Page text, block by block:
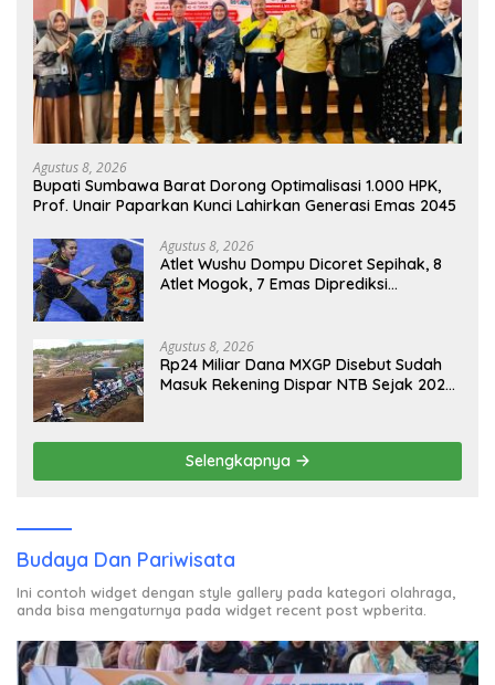
Agustus 8, 2026
Bupati Sumbawa Barat Dorong Optimalisasi 1.000 HPK,
Prof. Unair Paparkan Kunci Lahirkan Generasi Emas 2045
Agustus 8, 2026
Atlet Wushu Dompu Dicoret Sepihak, 8
Atlet Mogok, 7 Emas Diprediksi
Agustus 8, 2026
Rp24 Miliar Dana MXGP Disebut Sudah
Masuk Rekening Dispar NTB Sejak 2024,
Selengkapnya
Budaya Dan Pariwisata
Ini contoh widget dengan style gallery pada kategori olahraga,
anda bisa mengaturnya pada widget recent post wpberita.